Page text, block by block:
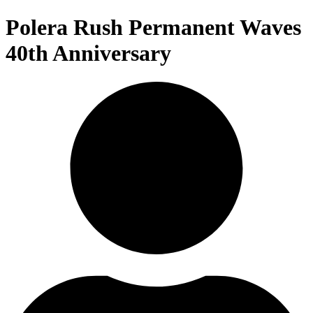
Polera Rush Permanent Waves
40th Anniversary